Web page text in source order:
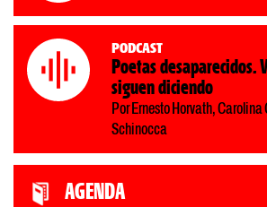
Podcast
Poetas desaparecidos.
siguen diciendo
Por Ernesto Horvath,
Schinocca
AGENDA